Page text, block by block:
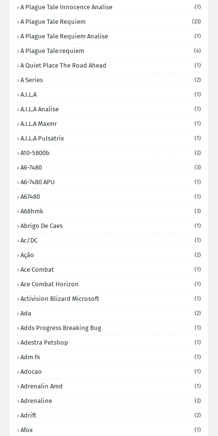
A Plague Tale Innocence Analise (1)
A Plague Tale Requiem (23)
A Plague Tale Requiem Analise (1)
A Plague Tale:requiem (4)
A Quiet Place The Road Ahead (1)
A Series (2)
A.I.L.A (1)
A.I.L.A Analise (1)
A.I.L.A Maxmr (1)
A.I.L.A Pulsatrix (1)
A10-5800b (2)
A6-7480 (3)
A6-7480 APU (1)
A67480 (1)
A68hmk (3)
Abrigo De Caes (1)
Ac/DC (1)
Ação (2)
Ace Combat (1)
Ace Combat Horizon (1)
Activision Blizard Microsoft (1)
Ada (2)
Adds Progress Breaking Bug (1)
Adestra Petshop (1)
Adm Fx (1)
Adocao (1)
Adrenalin Amd (1)
Adrenaline (2)
Adrift (2)
Afox (1)